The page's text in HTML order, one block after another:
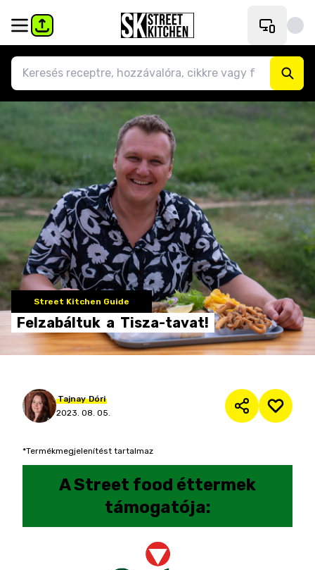
Street Kitchen Guide
Felzabáltuk a Tisza-tavat!
Tajnay Dóri
2023. 08. 05.
*Termékmegjelenítést tartalmaz
AStreet food éttermek
támogatója: